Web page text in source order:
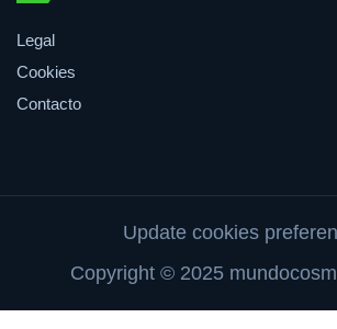
Legal
Cookies
Contacto
Update cookies
Copyright © 2025